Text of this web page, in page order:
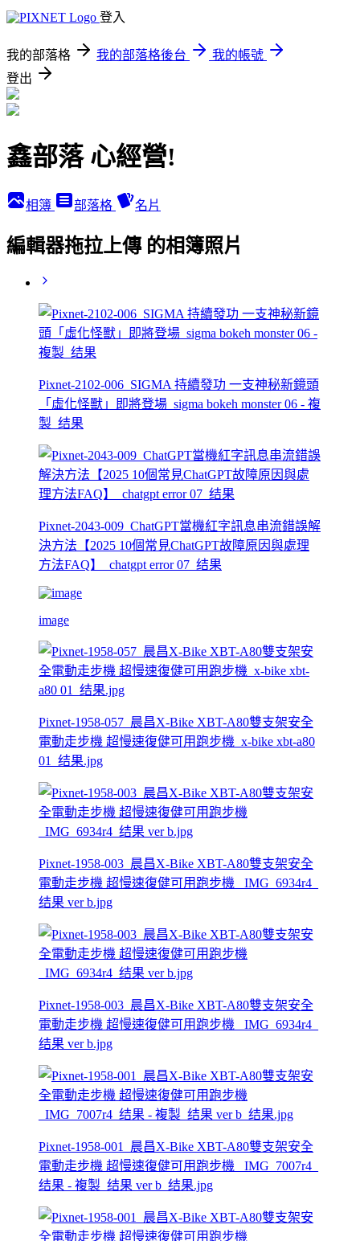
登入
我的部落格 我的部落格後台
我的帳號
登出
鑫部落 心經營!
相簿 部落格 名片
編輯器拖拉上傳 的相簿照片
Pixnet-2102-006_SIGMA 持續發功 一支神秘新鏡頭
「虛化怪獸」即將登場_sigma bokeh monster 06 - 複
製_结果
Pixnet-2043-009_ChatGPT當機紅字訊息串流錯誤解
決方法【2025 10個常見ChatGPT故障原因與處理
方法FAQ】_chatgpt error 07_结果
image
Pixnet-1958-057_晨昌X-Bike XBT-A80雙支架安全
電動走步機 超慢速復健可用跑步機_x-bike xbt-a80
01_结果.jpg
Pixnet-1958-003_晨昌X-Bike XBT-A80雙支架安全
電動走步機 超慢速復健可用跑步機 _IMG_6934r4_
结果 ver b.jpg
Pixnet-1958-003_晨昌X-Bike XBT-A80雙支架安全
電動走步機 超慢速復健可用跑步機 _IMG_6934r4_
结果 ver b.jpg
Pixnet-1958-001_晨昌X-Bike XBT-A80雙支架安全
電動走步機 超慢速復健可用跑步機 _IMG_7007r4_
结果 - 複製_结果 ver b_结果.jpg